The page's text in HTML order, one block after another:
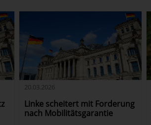
20.03.2026
Linke scheitert mit Forderung
nach Mobilitätsgarantie